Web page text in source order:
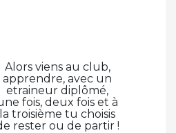
Alors viens au club,
apprendre, avec un
etraineur diplômé,
fois, deux fois et à
la troisième tu choisis
rester ou de partir !